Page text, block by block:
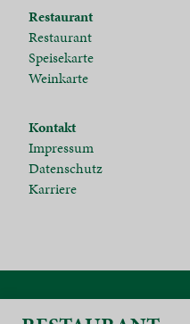
Restaurant
Restaurant
Speisekarte
Weinkarte
Kontakt
Impressum
Datenschutz
Karriere